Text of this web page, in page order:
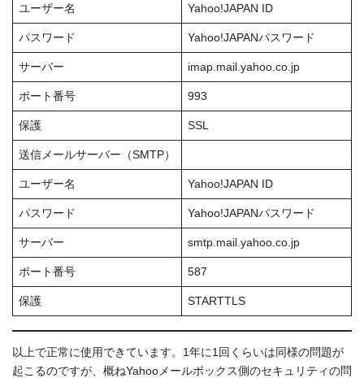
ユーザー名 Yahoo!JAPAN ID
パスワード Yahoo!JAPANパスワード
サーバー imap.mail.yahoo.co.jp
ポート番号 993
保護 SSL
送信メールサーバー（SMTP）
ユーザー名 Yahoo!JAPAN ID
パスワード Yahoo!JAPANパスワード
サーバー smtp.mail.yahoo.co.jp
ポート番号 587
保護 STARTTLS
以上で正常に使用できています。1年に1回くらいは同様の問題が
起こるのですが、概ねYahooメールボックス側のセキュリティの問